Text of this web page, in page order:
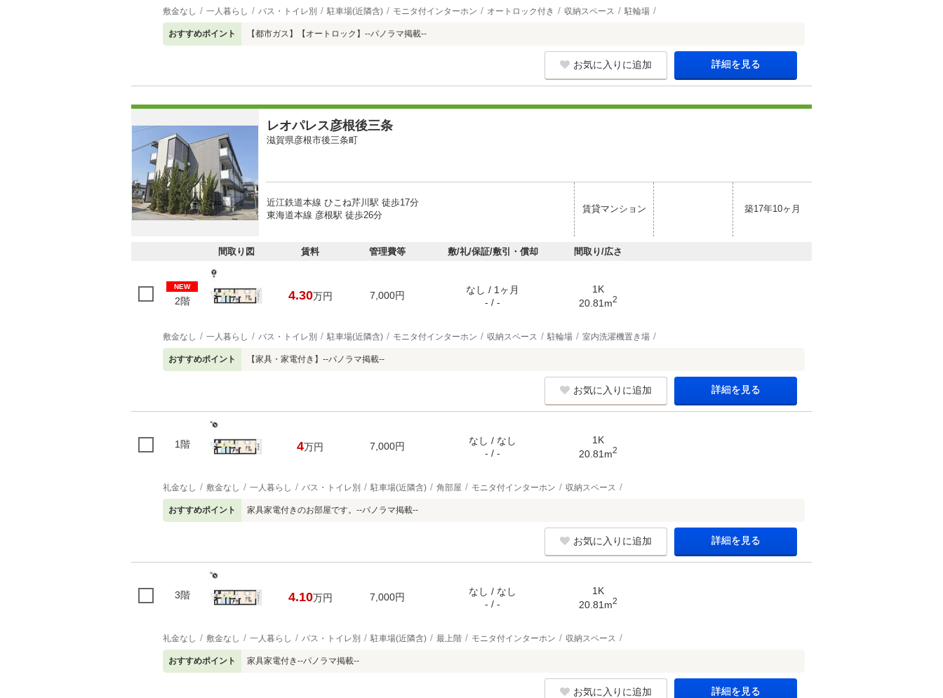
敷金なし 一人暮らし バス・トイレ別 駐車場(近隣含) モニタ付インターホン オートロック付き 収納スペース 駐輪場
おすすめポイント 【都市ガス】【オートロック】--パノラマ掲載--
お気に入りに追加 詳細を見る
レオパレス彦根後三条
滋賀県彦根市後三条町
近江鉄道本線 ひこね芹川駅 徒歩17分
東海道本線 彦根駅 徒歩26分
賃貸マンション 築17年10ヶ月
間取り図 賃料 管理費等 敷/礼/保証/敷引・償却 間取り/広さ
NEW
2階 4.30万円 7,000円
なし / 1ヶ月
- / -
1K
20.81m2
敷金なし 一人暮らし バス・トイレ別 駐車場(近隣含) モニタ付インターホン 収納スペース 駐輪場 室内洗濯機置き場
おすすめポイント 【家具・家電付き】--パノラマ掲載--
お気に入りに追加 詳細を見る
1階 4万円 7,000円
なし / なし
- / -
1K
20.81m2
礼金なし 敷金なし 一人暮らし バス・トイレ別 駐車場(近隣含) 角部屋 モニタ付インターホン 収納スペース
おすすめポイント 家具家電付きのお部屋です。--パノラマ掲載--
お気に入りに追加 詳細を見る
3階 4.10万円 7,000円
なし / なし
- / -
1K
20.81m2
礼金なし 敷金なし 一人暮らし バス・トイレ別 駐車場(近隣含) 最上階 モニタ付インターホン 収納スペース
おすすめポイント 家具家電付き--パノラマ掲載--
お気に入りに追加 詳細を見る